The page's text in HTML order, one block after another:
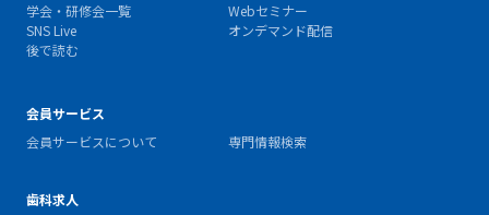
学会・研修会一覧
Webセミナー
SNS Live
オンデマンド配信
後で読む
会員サービス
会員サービスについて
専門情報検索
歯科求人